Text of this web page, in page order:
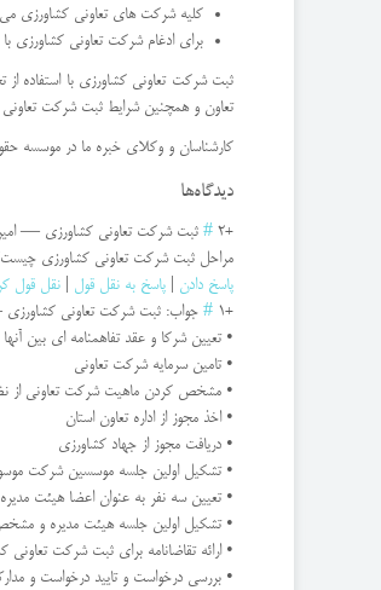
کلیه شرکت های تعاونی کشاورزی می
برای ادغام شرکت تعاونی کشاورزی
ثبت شرکت تعاونی کشاورزی با استفاده
تعاون و همچنین شرایط ثبت شرکت تعاونی
کارشناسان و وکلای خبره ما در موسسه
دیدگاه‌ها
+2
# ثبت شركت تعاونی كشاورزی —
مراحل ثبت شرکت تعاونی کشاورزی
پاسخ دادن
پاسخ به نقل قول
نقل قول
+1
# جواب: ثبت شركت تعاونی كشاورزی
• تعیین شرکا و عقد تفاهمنامه ای بین آنها
• تامین سرمایه شرکت تعاونی
• مشخص کردن ماهیت شرکت تعاونی از
• اخذ مجوز از اداره تعاون استان
• دریافت مجوز از جهاد کشاورزی
• تشکیل اولین جلسه موسسین شرکت
• تعیین سه نفر به عنوان اعضا هیئت
• تشکیل اولین جلسه هیئت مدیره و
• ارائه تقاضانامه برای ثبت شرکت
• بررسی درخواست و تایید درخواست و